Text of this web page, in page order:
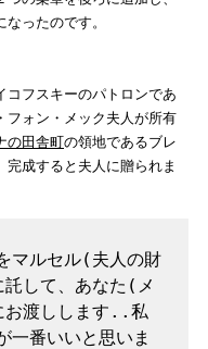
ったのです。
コフスキーのパトロンであ
フォン・メック夫人が所有
の田舎町の領地であるブレ
完成すると夫人に贈られま
マルセル(夫人の財
して、あなた(メ
お渡しします..私
一番いいと思いま